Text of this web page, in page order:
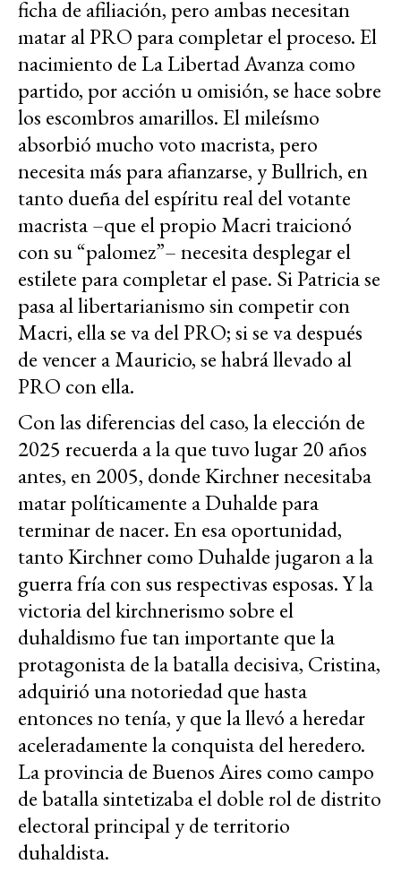
ficha de afiliación, pero ambas necesitan
matar al PRO para completar el proceso. El
nacimiento de La Libertad Avanza como
partido, por acción u omisión, se hace sobre
los escombros amarillos. El mileísmo
absorbió mucho voto macrista, pero
necesita más para afianzarse, y Bullrich, en
tanto dueña del espíritu real del votante
macrista –que el propio Macri traicionó
con su “palomez”– necesita desplegar el
estilete para completar el pase. Si Patricia se
pasa al libertarianismo sin competir con
Macri, ella se va del PRO; si se va después
de vencer a Mauricio, se habrá llevado al
PRO con ella.
Con las diferencias del caso, la elección de
2025 recuerda a la que tuvo lugar 20 años
antes, en 2005, donde Kirchner necesitaba
matar políticamente a Duhalde para
terminar de nacer. En esa oportunidad,
tanto Kirchner como Duhalde jugaron a la
guerra fría con sus respectivas esposas. Y la
victoria del kirchnerismo sobre el
duhaldismo fue tan importante que la
protagonista de la batalla decisiva, Cristina,
adquirió una notoriedad que hasta
entonces no tenía, y que la llevó a heredar
aceleradamente la conquista del heredero.
La provincia de Buenos Aires como campo
de batalla sintetizaba el doble rol de distrito
electoral principal y de territorio
duhaldista.